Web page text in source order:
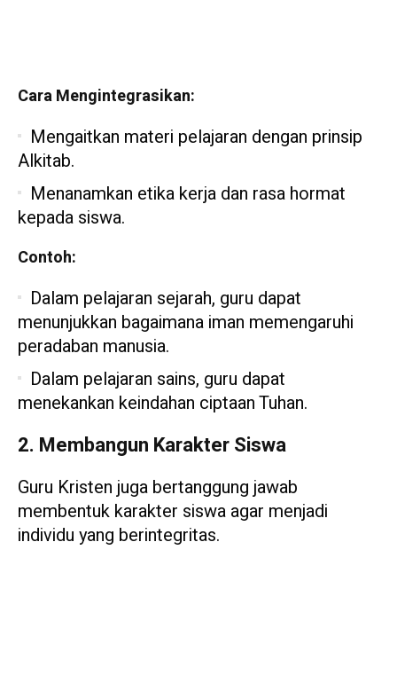
Cara Mengintegrasikan:
Mengaitkan materi pelajaran dengan prinsip
Alkitab.
Menanamkan etika kerja dan rasa hormat
kepada siswa.
Contoh:
Dalam pelajaran sejarah, guru dapat
menunjukkan bagaimana iman memengaruhi
peradaban manusia.
Dalam pelajaran sains, guru dapat
menekankan keindahan ciptaan Tuhan.
2. Membangun Karakter Siswa
Guru Kristen juga bertanggung jawab
membentuk karakter siswa agar menjadi
individu yang berintegritas.